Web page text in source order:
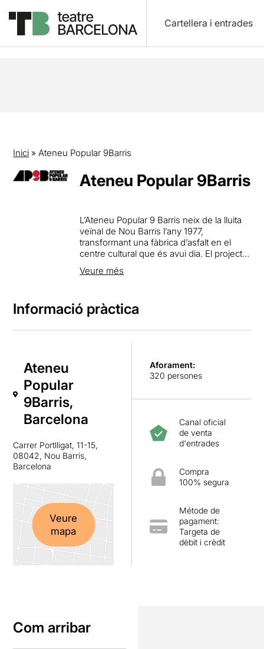
Cartellera i entrades
Inici »Ateneu Popular 9Barris
Ateneu Popular 9Barris
L’Ateneu Popular 9 Barris neix de la lluita
veïnal de Nou Barris l’any 1977,
transformant una fàbrica d’asfalt en el
centre cultural que és avui dia. El projecte
de l’Ateneu es basa en la intervenció
social mitjançant la cultura, la promoció i la
És un espai obert a noves activitats
culturals, socials i polítiques, moltes
vegades allunyades dels circuits oficials,
però imprescindibles per a mantenir un
mitjançant el model de gestió comunitària,
i les Assemblees com a espais sobirans
Veure més
Informació pràctica
Ateneu
Popular
9Barris,
Barcelona
Carrer Portlligat, 11-15,
08042, Nou Barris,
Barcelona
Veure
mapa
Aforament:
320 persones
Canal oficial
de venta
d'entrades
Compra
100% segura
Métode de
pagament:
Targeta de
dèbit i crèdit
Com arribar